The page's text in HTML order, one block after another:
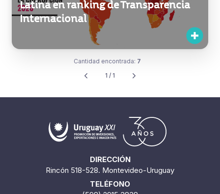
Por octavo año consecutivo
Uruguay es el mejor de América
Latina en ranking de Transparencia
Internacional
DIRECCIÓN